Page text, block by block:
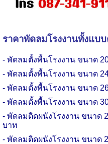
ราคาพัดลมโรงงานทั้งแบ
- พัดลมตั้งพื้นโรงงาน ขนาด
- พัดลมตั้งพื้นโรงงาน ขนาด
- พัดลมตั้งพื้นโรงงาน ขนาด
- พัดลมตั้งพื้นโรงงาน ขนาด
- พัดลมติดผนังโรงงาน ขนาด
บาท
- พัดลมติดผนังโรงงาน ขนาด